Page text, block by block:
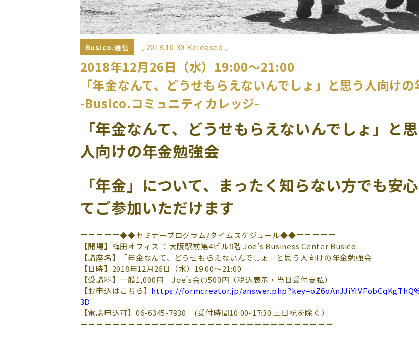
Busico.通信 ［ 2018.10.30 Released ］
2018年12月26日（水）19:00～21:00
「年金なんて、どうせもらえないんでしょ」と思う人向け
-Busico.コミュニティカレッジ-
「年金なんて、どうせもらえないんでしょ」と
人向けの年金勉強会
「年金」について、まったく知らない方でも安
てご参加いただけます
＝＝＝＝＝◆◆セミナープログラム/タイムスケジュール◆◆＝＝＝＝＝
【開場】梅田オフィス ：大阪駅前第4ビル9階 Joe’s Business Center Busico.
【講座名】「年金なんて、どうせもらえないんでしょ」と思う人向けの年金勉強会
【日時】2018年12月26日（水）19:00～21:00
【受講料】一般1,000円 Joe’s会員500円（税込表示・当日受付支払）
【お申込はこちら】 https://formcreator.jp/
3D
【電話申込可】06-6345-7930 (受付時間10:00-17:30 土日祝を除く）
＝＝＝＝＝＝＝＝＝＝＝＝＝＝＝＝＝＝＝＝＝＝＝＝＝＝＝＝＝＝＝＝